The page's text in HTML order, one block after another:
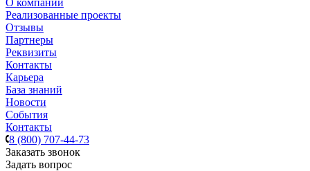
О компании
Реализованные проекты
Отзывы
Партнеры
Реквизиты
Контакты
Карьера
База знаний
Новости
События
Контакты
8 (800) 707-44-73
Заказать звонок
Задать вопрос